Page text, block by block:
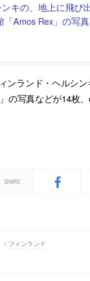
キの、地上に飛び
Amos Rex」の写
ンランド・ヘルシ
写真などが14枚、
SHARE
フィンランド